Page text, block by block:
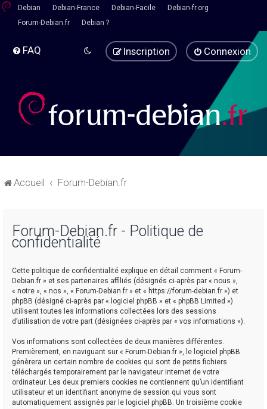
Debian Debian-France Debian-Facile
Debian-fr.org
Forum-Debian.fr
Debian ?
FAQ Connexion
Inscription
Accueil Forum-Debian.fr
Forum-Debian.fr - Politique de
confidentialité
Cette politique de confidentialité explique en détail comment « Forum-
Debian.fr » et ses partenaires affiliés (désignés ci-après par « nous »,
« notre », « nos », « Forum-Debian.fr » et « https://forum-debian.fr ») et
phpBB (désigné ci-après par « logiciel phpBB » et « phpBB Limited »)
utilisent toutes les informations collectées lors des sessions
d’utilisation de votre part (désignées ci-après par « vos informations »).
Vos informations sont collectées de deux manières différentes.
Premièrement, en naviguant sur « Forum-Debian.fr », le logiciel phpBB
génèrera un certain nombre de cookies qui sont de petits fichiers
téléchargés temporairement par le navigateur internet de votre
ordinateur. Les deux premiers cookies ne contiennent qu’un identifiant
utilisateur et un identifiant anonyme de session qui vous sont
automatiquement assignés par le logiciel phpBB. Un troisième cookie